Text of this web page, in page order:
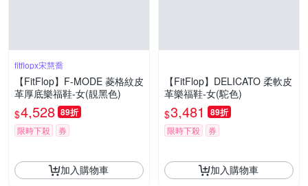
fitflopx宋慧喬
【FitFlop】F-MODE 菱格紋皮
革厚底樂福鞋-女(靚黑色)
$4,528 89折
限時下殺 券
加入購物車
【FitFlop】DELICATO 柔軟皮
革樂福鞋-女(駝色)
$3,481 89折
限時下殺 券
加入購物車